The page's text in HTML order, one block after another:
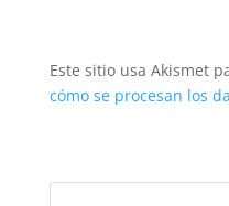
Este sitio usa Akismet
cómo se procesan los